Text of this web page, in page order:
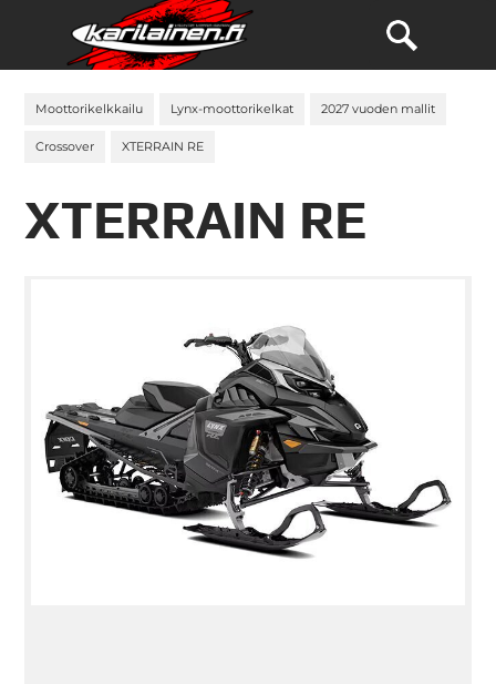
Moottorikelkkailu Lynx-moottorikelkat 2027 vuoden mallit
Crossover XTERRAIN RE
XTERRAIN RE